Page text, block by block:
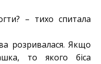
– тихо спитала
розривалася. Якщо
то якого біса